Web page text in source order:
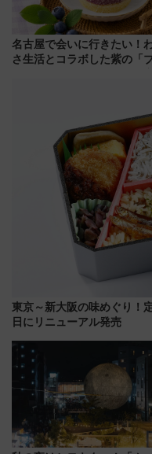
名古屋で会いに行きたい！
さ生活とコラボした紫の「
東京～新大阪の味めぐり！
日にリニューアル発売